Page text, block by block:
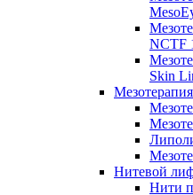
NCTF
Skin
Нитевой
Нити